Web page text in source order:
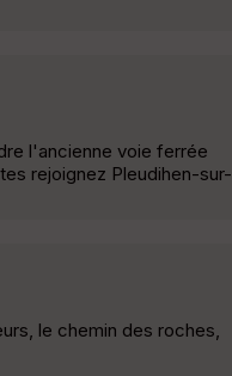
l'ancienne voie ferrée
rejoignez Pleudihen-sur-
le chemin des roches,